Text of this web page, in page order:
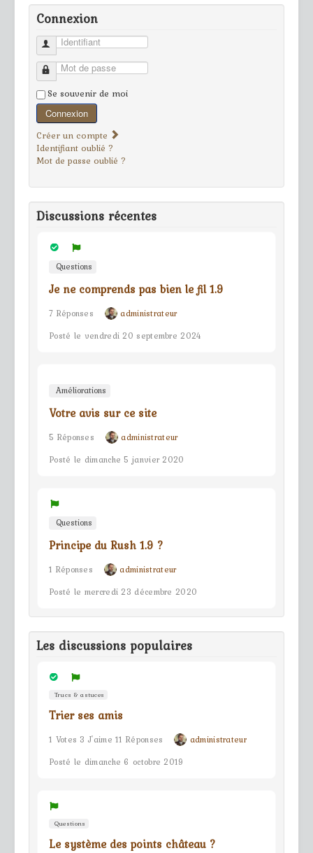
Connexion
Identifiant
Mot de passe
Se souvenir de moi
Connexion
Créer un compte
Identifiant oublié ?
Mot de passe oublié ?
Discussions récentes
Questions
Je ne comprends pas bien le fil 1.9
7 Réponses
administrateur
Posté le vendredi 20 septembre 2024
Améliorations
Votre avis sur ce site
5 Réponses
administrateur
Posté le dimanche 5 janvier 2020
Questions
Principe du Rush 1.9 ?
1 Réponses
administrateur
Posté le mercredi 23 décembre 2020
Les discussions populaires
Trucs & astuces
Trier ses amis
1 Votes 3 J'aime 11 Réponses
administrateur
Posté le dimanche 6 octobre 2019
Questions
Le système des points château ?